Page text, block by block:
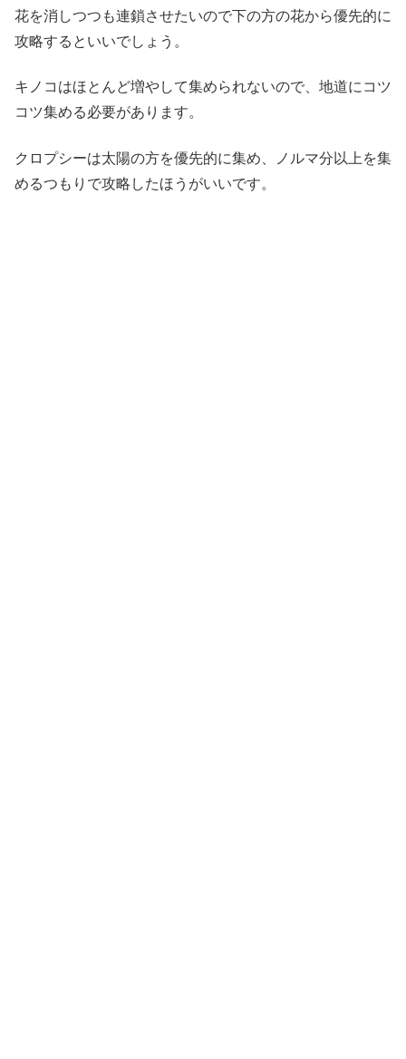
花を消しつつも連鎖させたいので下の方の花から優先的に
攻略するといいでしょう。
キノコはほとんど増やして集められないので、地道にコツ
コツ集める必要があります。
クロプシーは太陽の方を優先的に集め、ノルマ分以上を集
めるつもりで攻略したほうがいいです。